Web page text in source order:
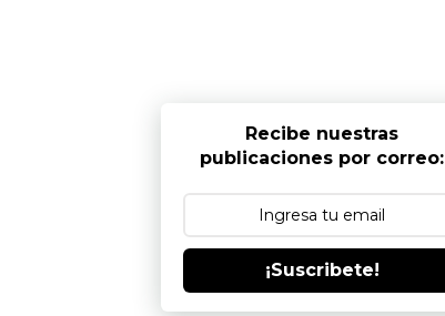
Recibe nuestras
publicaciones por correo:
¡Suscribete!